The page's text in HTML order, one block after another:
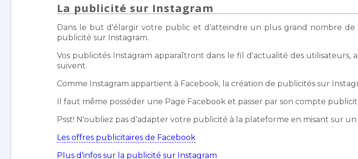
La publicité sur Instagram
Dans le but d'élargir votre public et d'atteindre un plus grand nombre de
publicité sur Instagram.
Vos publicités Instagram apparaîtront dans le fil d'actualité des utilisateurs,
suivent.
Comme Instagram appartient à Facebook, la création de publicités sur
Il faut même posséder une Page Facebook et passer par son compte
Psst! N'oubliez pas d'adapter votre publicité à la plateforme en misant sur
Les offres publicitaires de Facebook
Plus d'infos sur la publicité sur Instagram